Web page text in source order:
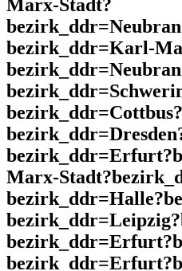
Marx-Stadt?
bezirk_ddr=Karl-
Marx-